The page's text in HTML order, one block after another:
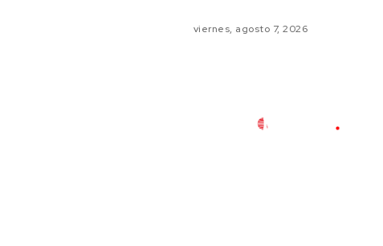
viernes, agosto 7, 2026